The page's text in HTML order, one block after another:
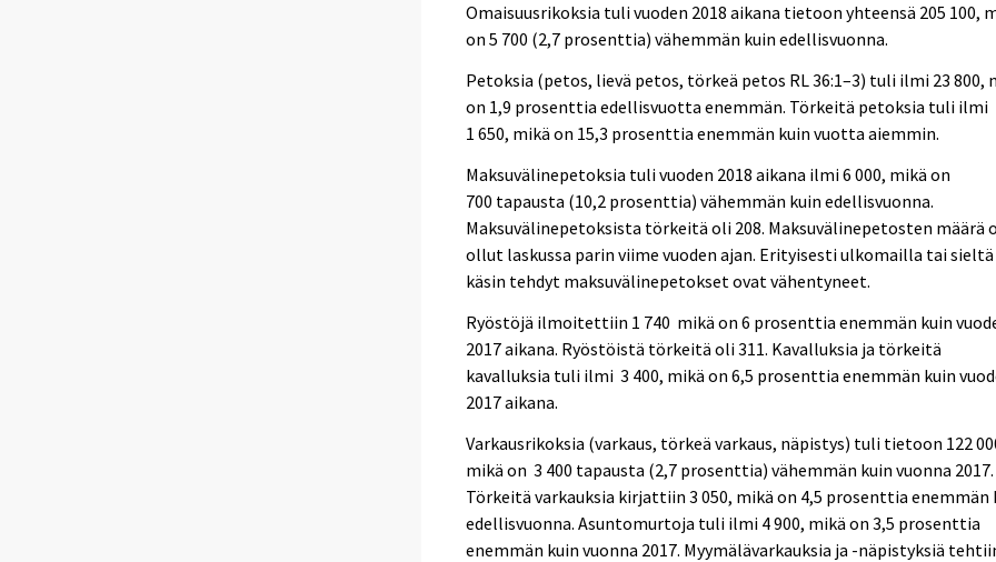
Omaisuusrikoksia tuli vuoden 2018 aikana tietoon yhteensä 205 100,
on 5 700 (2,7 prosenttia) vähemmän kuin edellisvuonna.
Petoksia (petos, lievä petos, törkeä petos RL 36:1–3) tuli ilmi 23 800,
on 1,9 prosenttia edellisvuotta enemmän. Törkeitä petoksia tuli ilmi
1 650, mikä on 15,3 prosenttia enemmän kuin vuotta aiemmin.
Maksuvälinepetoksia tuli vuoden 2018 aikana ilmi 6 000, mikä on
700 tapausta (10,2 prosenttia) vähemmän kuin edellisvuonna.
Maksuvälinepetoksista törkeitä oli 208. Maksuvälinepetosten määrä
ollut laskussa parin viime vuoden ajan. Erityisesti ulkomailla tai sieltä
käsin tehdyt maksuvälinepetokset ovat vähentyneet.
Ryöstöjä ilmoitettiin 1 740 mikä on 6 prosenttia enemmän kuin
2017 aikana. Ryöstöistä törkeitä oli 311. Kavalluksia ja törkeitä
kavalluksia tuli ilmi 3 400, mikä on 6,5 prosenttia enemmän kuin
2017 aikana.
Varkausrikoksia (varkaus, törkeä varkaus, näpistys) tuli tietoon 122
mikä on 3 400 tapausta (2,7 prosenttia) vähemmän kuin vuonna 2017.
Törkeitä varkauksia kirjattiin 3 050, mikä on 4,5 prosenttia enemmän
edellisvuonna. Asuntomurtoja tuli ilmi 4 900, mikä on 3,5 prosenttia
enemmän kuin vuonna 2017. Myymälävarkauksia ja -näpistyksiä